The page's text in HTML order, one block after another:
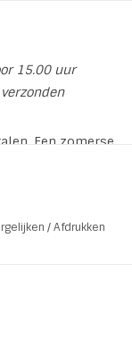
15.00 uur
Een zomerse
/Afdrukken